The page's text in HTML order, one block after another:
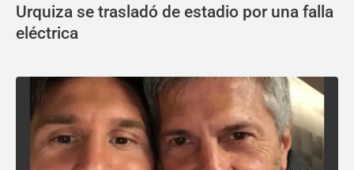
Urquiza se trasladó de estadio por una falla
eléctrica